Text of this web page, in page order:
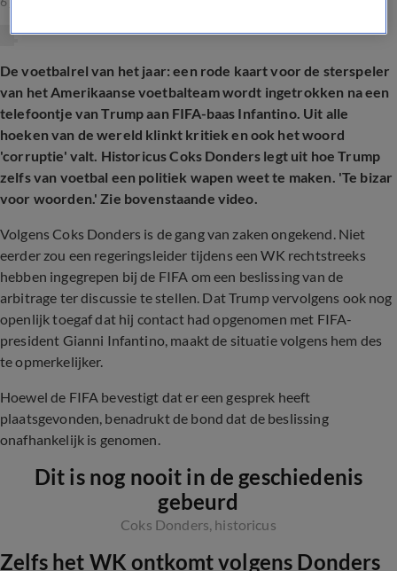
De voetbalrel van het jaar: een rode kaart voor de sterspeler
van het Amerikaanse voetbalteam wordt ingetrokken na een
telefoontje van Trump aan FIFA-baas Infantino. Uit alle
hoeken van de wereld klinkt kritiek en ook het woord
'corruptie' valt. Historicus Coks Donders legt uit hoe Trump
zelfs van voetbal een politiek wapen weet te maken. 'Te bizar
voor woorden.' Zie bovenstaande video.
Volgens Coks Donders is de gang van zaken ongekend. Niet
eerder zou een regeringsleider tijdens een WK rechtstreeks
hebben ingegrepen bij de FIFA om een beslissing van de
arbitrage ter discussie te stellen. Dat Trump vervolgens ook nog
openlijk toegaf dat hij contact had opgenomen met FIFA-
president Gianni Infantino, maakt de situatie volgens hem des
te opmerkelijker.
Hoewel de FIFA bevestigt dat er een gesprek heeft
plaatsgevonden, benadrukt de bond dat de beslissing
onafhankelijk is genomen.
Dit is nog nooit in de geschiedenis
gebeurd
Coks Donders, historicus
Zelfs het WK ontkomt volgens Donders